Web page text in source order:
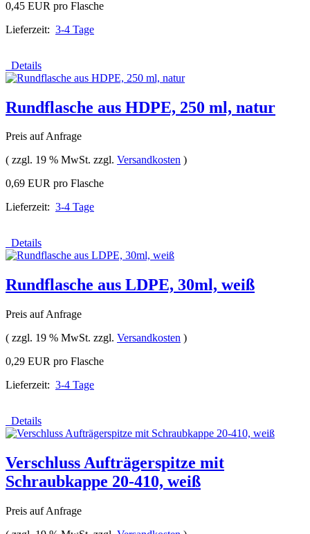
0,45 EUR pro Flasche
Lieferzeit: 3-4 Tage
Details
Rundflasche aus HDPE, 250 ml, natur
Preis auf Anfrage
( zzgl. 19 % MwSt. zzgl. Versandkosten )
0,69 EUR pro Flasche
Lieferzeit: 3-4 Tage
Details
Rundflasche aus LDPE, 30ml, weiß
Preis auf Anfrage
( zzgl. 19 % MwSt. zzgl. Versandkosten )
0,29 EUR pro Flasche
Lieferzeit: 3-4 Tage
Details
Verschluss Aufträgerspitze mit
Schraubkappe 20-410, weiß
Preis auf Anfrage